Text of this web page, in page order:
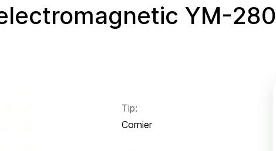
YM-280
Tip:
Cornier